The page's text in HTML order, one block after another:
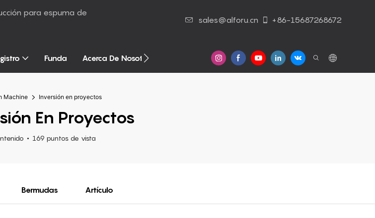
para espuma de
sales@alforu.cn +86-15687268672
Funda Acerca De Nosotros Contáctenos
Machine Inversión en proyectos
En Proyectos
169 puntos de vista
Bermudas Artículo